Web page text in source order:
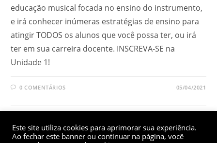
educação musical focada no ensino do instrumento,
e irá conhecer inúmeras estratégias de ensino para
atingir TODOS os alunos que você possa ter, ou irá
ter em sua carreira docente. INSCREVA-SE na
Unidade 1!
0 COMENTÁRIOS 05/04/2021
Este site utiliza cookies para aprimorar sua experiência.
Ao fechar este banner ou continuar na página, você